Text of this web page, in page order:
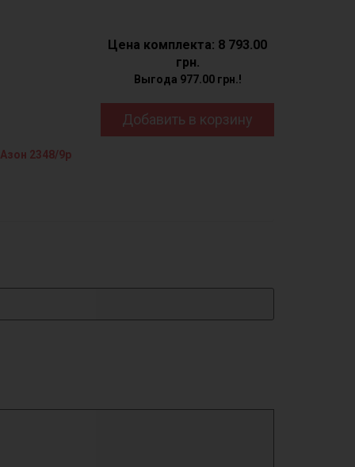
2348/9р
Цена комплекта: 8 793.00
грн.
Выгода 977.00 грн.!
Добавить в корзину